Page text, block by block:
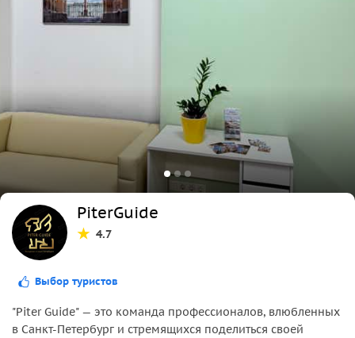
PiterGuide
4.7
Выбор туристов
"Piter Guide" — это команда профессионалов, влюбленных
в Санкт-Петербург и стремящихся поделиться своей